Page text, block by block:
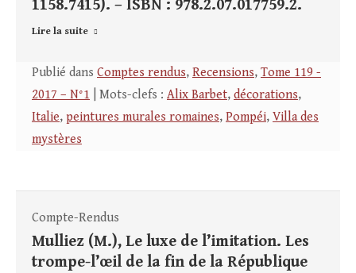
1158.7415). – ISBN : 978.2.07.017759.2.
Lire la suite
Publié dans Comptes rendus, Recensions, Tome 119 -
2017 – N°1 | Mots-clefs : Alix Barbet, décorations,
Italie, peintures murales romaines, Pompéi, Villa des
mystères
Compte-Rendus
Mulliez (M.), Le luxe de l’imitation. Les
trompe-l’œil de la fin de la République